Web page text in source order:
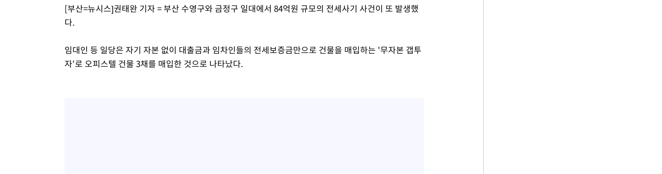
[부산=뉴시스]권태완 기자 = 부산 수영구와 금정구 일대에서 84억원 규모의 전세사기 사건이 또 발생했
다.
임대인 등 일당은 자기 자본 없이 대출금과 임차인들의 전세보증금만으로 건물을 매입하는 '무자본 갭투
자'로 오피스텔 건물 3채를 매입한 것으로 나타났다.